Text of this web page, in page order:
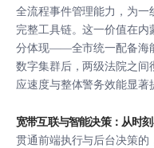
全流程事件管理能力，为一
完整工具链。这一价值在
分体现——全市统一配备海
数字集群后，两级法院之间
应速度与整体警务效能显著
宽带互联与智能决策：从时
贯通前端执行与后台决策的